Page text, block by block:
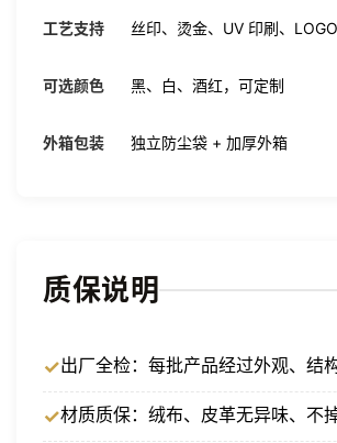
工艺支持 丝印、烫金、UV 印刷、
可选颜色 黑、白、酒红，可定制
外箱包装 独立防尘袋 + 加厚外箱
质保说明
出厂全检：每批产品经过外观、结
材质质保：绒布、皮革无异味、不